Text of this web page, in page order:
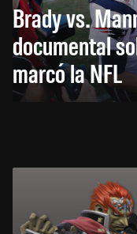
Brady vs.
documental
marcó la NFL